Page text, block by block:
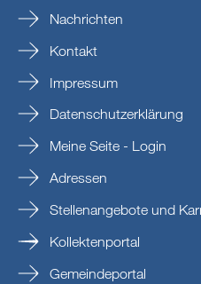
Nachrichten
Kontakt
Impressum
Datenschutzerklärung
Meine Seite - Login
Adressen
Stellenangebote und
Kollektenportal
Gemeindeportal